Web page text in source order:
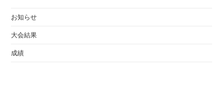
お知らせ
大会結果
成績